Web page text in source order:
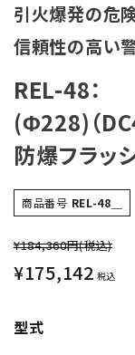
オプション
製品選定の仕方
ガイドライン
パトライトカタログ
引火爆発の危
信頼性の高い
REL-48：
(Φ228)（
防爆フラッ
商品番号 REL-48＿
¥184,360円(税込)
¥175,142 税込
型式